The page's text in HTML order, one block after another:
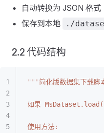
自动转换为 JSON 格式
保存到本地
./
2.2 代码结构
"""简化版数据集下载
如果 MsDataset.load()
使用方法: